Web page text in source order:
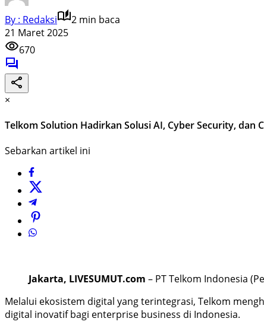
By : Redaksi
2 min baca
21 Maret 2025
670
×
Telkom Solution Hadirkan Solusi AI, Cyber Security, dan
Sebarkan artikel ini
Jakarta, LIVESUMUT.com – PT Telkom Indonesia
Melalui ekosistem digital yang terintegrasi, Telkom
digital inovatif bagi enterprise business di Indonesia.